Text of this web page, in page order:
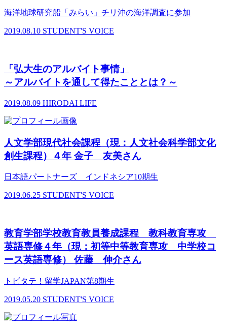
海洋地球研究船「みらい」チリ沖の海洋調査に参加
2019.08.10 STUDENT'S VOICE
「弘大生のアルバイト事情」
～アルバイトを通して得たこととは？～
2019.08.09 HIRODAI LIFE
人文学部現代社会課程（現：人文社会科学部文化
創生課程）４年 金子 友美さん
日本語パートナーズ インドネシア10期生
2019.06.25 STUDENT'S VOICE
教育学部学校教育教員養成課程 教科教育専攻
英語専修４年（現：初等中等教育専攻 中学校コ
ース英語専修） 佐藤 伸介さん
トビタテ！留学JAPAN第8期生
2019.05.20 STUDENT'S VOICE